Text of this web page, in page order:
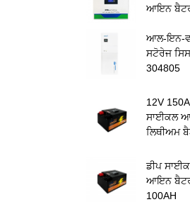
ਆਇਨ
ਆਲ-ਇਨ-
ਸਟੋਰੇਜ
304805
12V
ਸਾਈਕਲ
ਲਿਥੀਅਮ
ਡੀਪ
ਆਇਨ
100AH